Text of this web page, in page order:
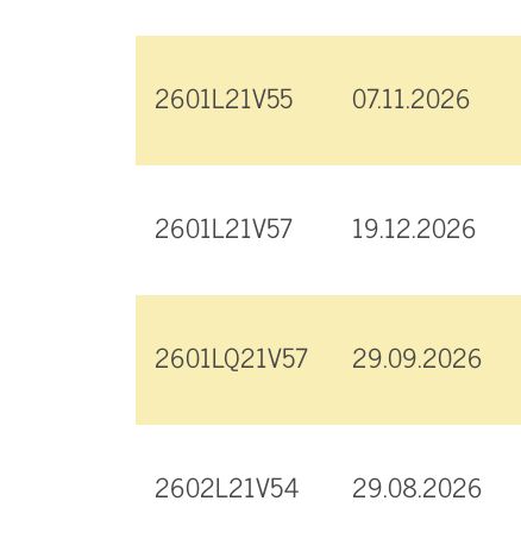
2601L21V55 07.11.2026
2601L21V57 19.12.2026
2601LQ21V57 29.09.2026
2602L21V54 29.08.2026